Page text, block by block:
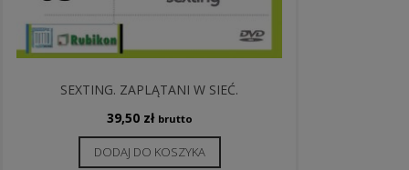
SEXTING. ZAPLĄTANI W SIEĆ.
39,50 zł brutto
DODAJ DO KOSZYKA